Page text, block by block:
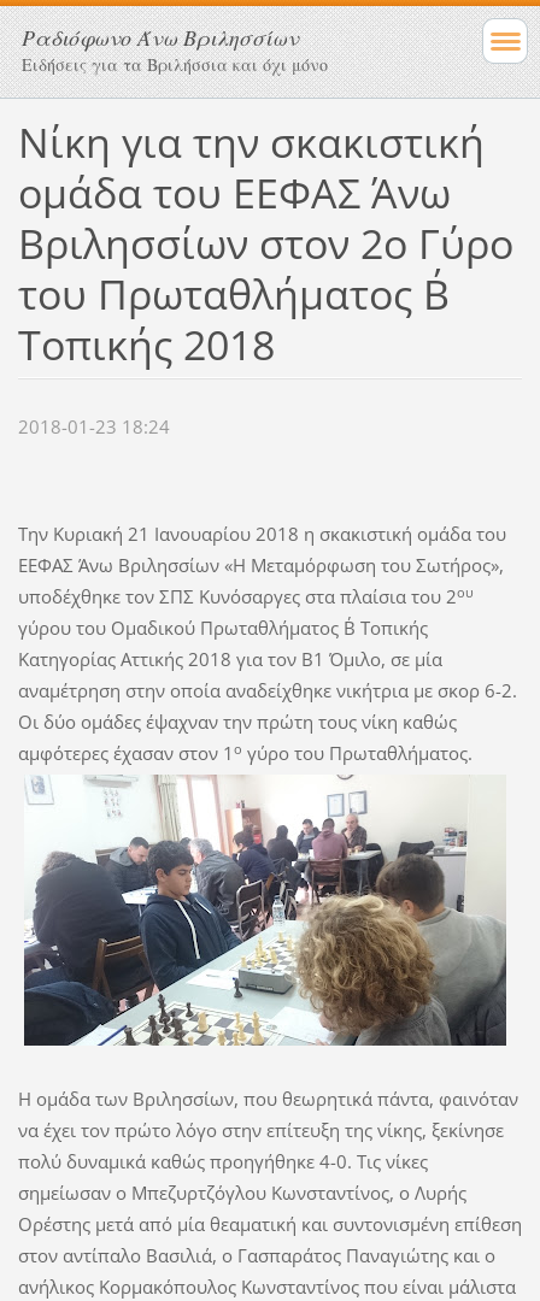
Ραδιόφωνο Άνω Βριλησσίων
Ειδήσεις για τα Βριλήσσια και όχι μόνο
Νίκη για την σκακιστική
ομάδα του ΕΕΦΑΣ Άνω
Βριλησσίων στον 2ο Γύρο
του Πρωταθλήματος Β΄
Τοπικής 2018
2018-01-23 18:24
Την Κυριακή 21 Ιανουαρίου 2018 η σκακιστική ομάδα του
ΕΕΦΑΣ Άνω Βριλησσίων «Η Μεταμόρφωση του Σωτήρος»,
υποδέχθηκε τον ΣΠΣ Κυνόσαργες στα πλαίσια του 2ου
γύρου του Ομαδικού Πρωταθλήματος Β΄ Τοπικής
Κατηγορίας Αττικής 2018 για τον Β1 Όμιλο, σε μία
αναμέτρηση στην οποία αναδείχθηκε νικήτρια με σκορ 6-2.
Οι δύο ομάδες έψαχναν την πρώτη τους νίκη καθώς
αμφότερες έχασαν στον 1 ο γύρο του Πρωταθλήματος.
Η ομάδα των Βριλησσίων, που θεωρητικά πάντα, φαινόταν
να έχει τον πρώτο λόγο στην επίτευξη της νίκης, ξεκίνησε
πολύ δυναμικά καθώς προηγήθηκε 4-0. Τις νίκες
σημείωσαν ο Μπεζυρτζόγλου Κωνσταντίνος, ο Λυρής
Ορέστης μετά από μία θεαματική και συντονισμένη επίθεση
στον αντίπαλο Βασιλιά, ο Γασπαράτος Παναγιώτης και ο
ανήλικος Κορμακόπουλος Κωνσταντίνος που είναι μάλιστα